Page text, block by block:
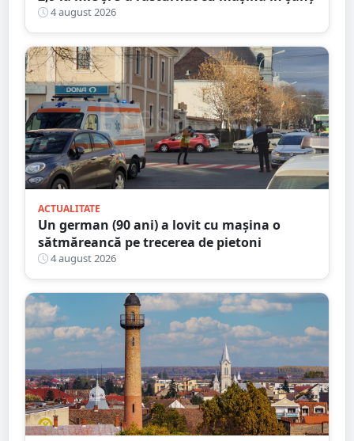
4 august 2026
ACTUALITATE
Un german (90 ani) a lovit cu mașina o
sătmăreancă pe trecerea de pietoni
4 august 2026